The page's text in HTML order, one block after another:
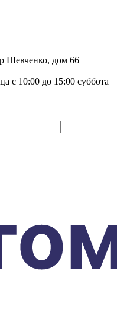
Шевченко, дом 66
с 10:00 до 15:00 суббота